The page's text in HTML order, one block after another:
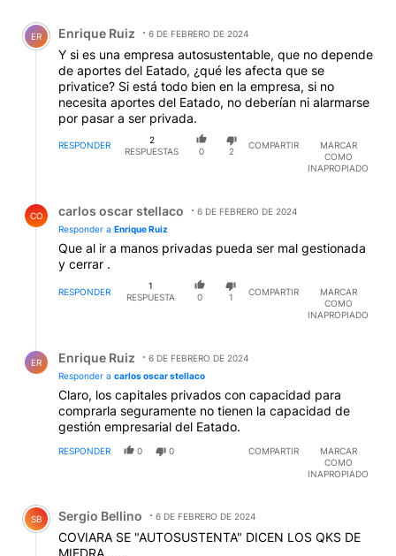
Comentario de Enrique Ruiz.
ER Enrique Ruiz 6 DE FEBRERO DE 2024
Y si es una empresa autosustentable, que no depende
de aportes del Eatado, ¿qué les afecta que se
privatice? Si está todo bien en la empresa, si no
necesita aportes del Eatado, no deberían ni alarmarse
por pasar a ser privada.
RESPONDER
2
RESPUESTAS
0 2
COMPARTIR
MARCAR
COMO
INAPROPIADO
CO carlos oscar stellaco
6 DE FEBRERO DE 2024
Responder a Enrique Ruiz
Que al ir a manos privadas pueda ser mal gestionada
y cerrar .
RESPONDER
1
RESPUESTA
0 1
COMPARTIR
MARCAR
COMO
INAPROPIADO
ER Enrique Ruiz
6 DE FEBRERO DE 2024
Responder a carlos oscar stellaco
Claro, los capitales privados con capacidad para
comprarla seguramente no tienen la capacidad de
gestión empresarial del Eatado.
RESPONDER 0 0 COMPARTIR
MARCAR
COMO
INAPROPIADO
Comentario de Sergio Bellino.
SB Sergio Bellino 6 DE FEBRERO DE 2024
COVIARA SE "AUTOSUSTENTA" DICEN LOS QKS DE
MIEDRA.....